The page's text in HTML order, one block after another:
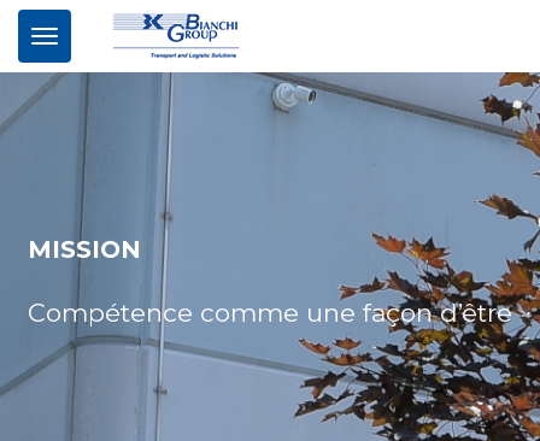
MISSION
Compétence comme une façon d’être